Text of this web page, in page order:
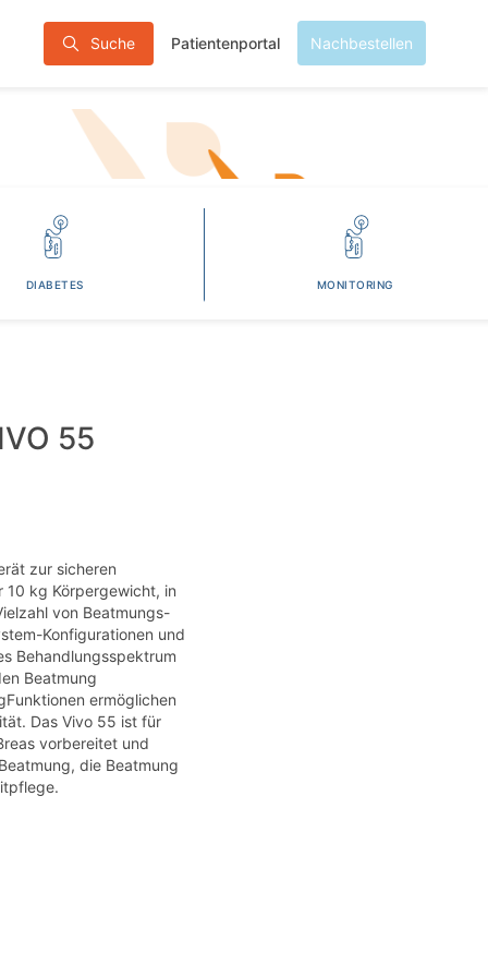
Suche Patientenportal Nachbestellen
DIABETES MONITORING
55
zur sicheren
10 kg Körpergewicht, in
von Beatmungs-
Konfigurationen und
Behandlungsspektrum
Beatmung
ermöglichen
Das Vivo 55 ist für
vorbereitet und
die Beatmung